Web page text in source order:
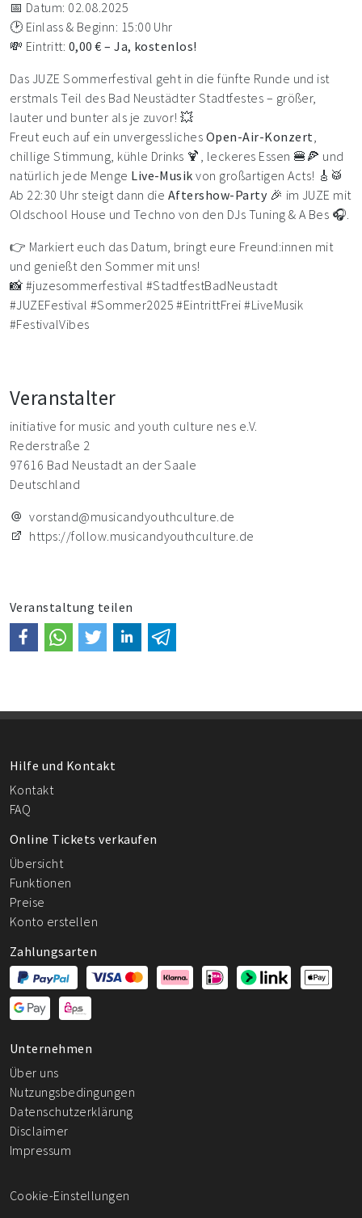
📅 Datum: 02.08.2025
🕑 Einlass & Beginn: 15:00 Uhr
💸 Eintritt: 0,00 € – Ja, kostenlos!
Das JUZE Sommerfestival geht in die fünfte Runde und ist
erstmals Teil des Bad Neustädter Stadtfestes – größer,
lauter und bunter als je zuvor! 💥
Freut euch auf ein unvergessliches Open-Air-Konzert,
chillige Stimmung, kühle Drinks 🍹, leckeres Essen 🍔🍕 und
natürlich jede Menge Live-Musik von großartigen Acts! 🎸🥁
Ab 22:30 Uhr steigt dann die Aftershow-Party🎉 im JUZE mit
Oldschool House und Techno von den DJs Tuning & A Bes 🎧.
👉 Markiert euch das Datum, bringt eure Freund:innen mit
und genießt den Sommer mit uns!
📸 #juzesommerfestival #StadtfestBadNeustadt
#JUZEFestival #Sommer2025 #EintrittFrei #LiveMusik
#FestivalVibes
Veranstalter
initiative for music and youth culture nes e.V.
Rederstraße 2
97616 Bad Neustadt an der Saale
Deutschland
vorstand@musicandyouthculture.de
https://follow.musicandyouthculture.de
Veranstaltung teilen
Hilfe und Kontakt
Kontakt
FAQ
Online Tickets verkaufen
Übersicht
Funktionen
Preise
Konto erstellen
Zahlungsarten
Unternehmen
Über uns
Nutzungsbedingungen
Datenschutzerklärung
Disclaimer
Impressum
Cookie-Einstellungen